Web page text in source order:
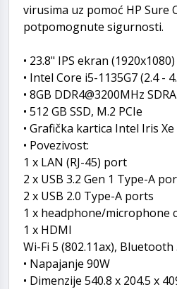
virusima uz pomoć HP Sure
potpomognute sigurnosti.
• 23.8" IPS ekran
• Intel Core i5-1135G7 (2.4 -
• 8GB DDR4@3200MHz
• 512 GB SSD, M.2 PCIe
• Grafička kartica Intel Iris Xe
• Povezivost:
1 x LAN (RJ-45) port
2 x USB 3.2 Gen 1 Type-A
2 x USB 2.0 Type-A ports
1 x headphone/microphone
1 x HDMI
Wi-Fi 5 (802.11ax), Bluetooth
• Napajanje 90W
• Dimenzije 540.8 x 204.5 x